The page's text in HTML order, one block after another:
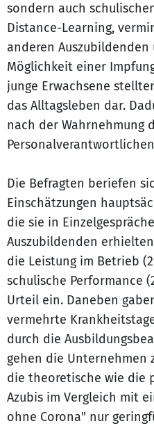
sondern auch
Distance-Learning,
anderen
Möglichkeit einer
junge Erwachsene
das Alltagsleben dar.
nach der Wahrnehmung
Die Befragten beriefen
Einschätzungen
die sie in
Auszubildenden
die Leistung im Betrieb
schulische Performance
Urteil ein. Daneben
vermehrte
durch die
gehen die Unternehmen
die theoretische wie die
Azubis im Vergleich mit
ohne Corona" nur